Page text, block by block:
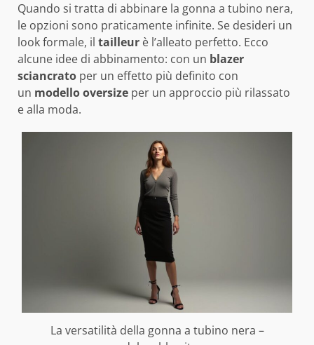
Quando si tratta di abbinare la gonna a tubino nera,
le opzioni sono praticamente infinite. Se desideri un
look formale, il tailleur è l’alleato perfetto. Ecco
alcune idee di abbinamento: con un blazer
sciancrato per un effetto più definito con
un modello oversize per un approccio più rilassato
e alla moda.
La versatilità della gonna a tubino nera –